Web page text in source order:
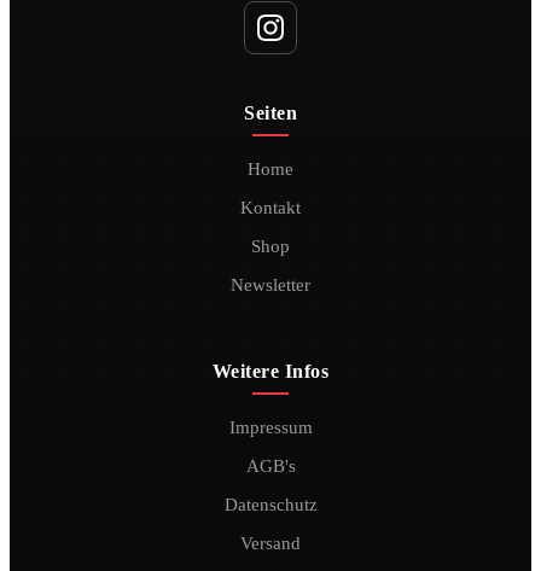
Seiten
Home
Kontakt
Shop
Newsletter
Weitere Infos
Impressum
AGB's
Datenschutz
Versand